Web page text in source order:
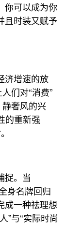
你可以成为你
且时装又赋予
济增速的放
们对“消费”
静奢风的兴
的重新强
捉。当
身名牌回归
成一种祛理想
”与“实际时尚